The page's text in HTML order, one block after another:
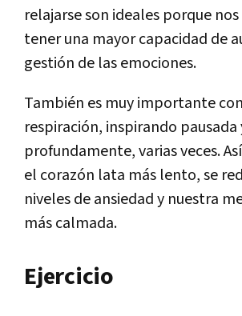
relajarse son ideales porque
tener una mayor capacidad de
gestión de las emociones.
También es muy importante
respiración, inspirando pausada
profundamente, varias veces.
el corazón lata más lento, se
niveles de ansiedad y nuestra
más calmada.
Ejercicio